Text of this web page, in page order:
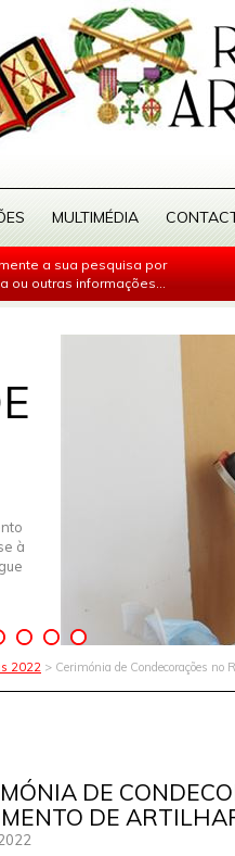
MULTIMÉDIA
a sua pesquisa por
ou outras informações...
à
2022 > Cerimónia de Condecorações no
DE
DE